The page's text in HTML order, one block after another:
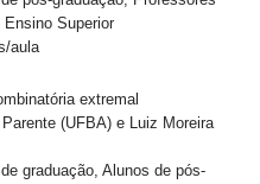
Superior
aula
extremal
Parente (UFBA) e Luiz Moreira
graduação, Alunos de pós-